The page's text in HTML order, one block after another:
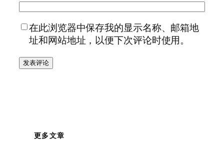
在此浏览器中保存我的显示名称、邮箱地
址和网站地址，以便下次评论时使用。
更多文章